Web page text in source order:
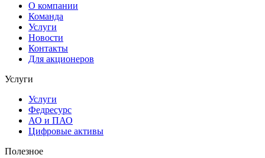
О компании
Команда
Услуги
Новости
Контакты
Для акционеров
Услуги
Услуги
Федресурс
АО и ПАО
Цифровые активы
Полезное